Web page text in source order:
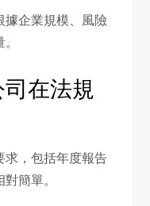
據企業規模、風險
在法規
求，包括年度報告
簡單。